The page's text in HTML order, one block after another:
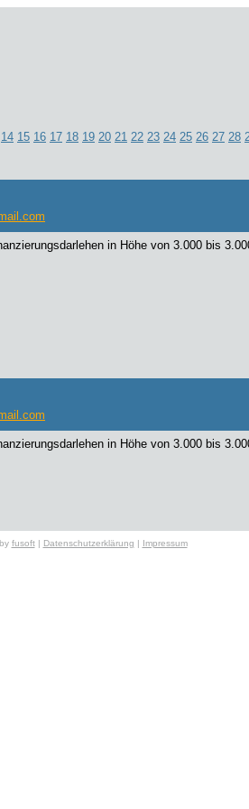
14 15 16 17 18 19 20 21 22 23 24 25 26 27 28
in Höhe von 3.000 bis
in Höhe von 3.000 bis
fusoft| Datenschutzerklärung | Impressum